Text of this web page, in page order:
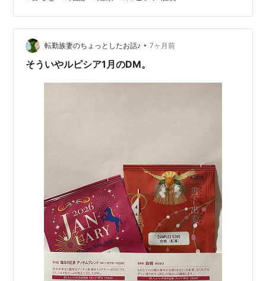
円。 せっかくなので中身公開☆ 紅茶ばかりの方はこちら
の13個。 ・アフタヌーンティー ・デスフォード ・ダー
ジリンファーストフラッシュ ・テ・オ・レ ・ニルギリ・
ブロークン ・ベルエポック ・アップルティ…
転勤族妻のちょっとしたお話♪ • 7ヶ月前
そういやルピシア1月のDM。